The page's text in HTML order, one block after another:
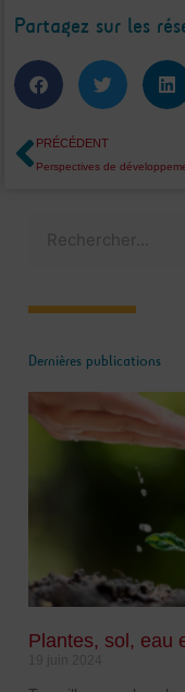
Partagez sur les
PRÉCÉDENT
Perspectives de
Dernières publications
Plantes, sol, eau